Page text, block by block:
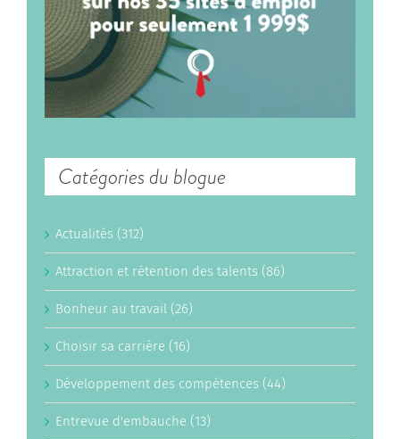
Catégories du blogue
Actualités (312)
Attraction et rétention des talents (86)
Bonheur au travail (26)
Choisir sa carrière (16)
Développement des compétences (44)
Entrevue d'embauche (13)